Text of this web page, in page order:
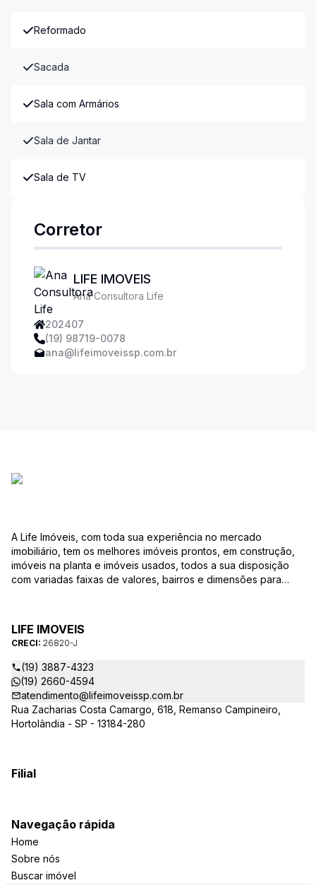
Reformado
Sacada
Sala com Armários
Sala de Jantar
Sala de TV
Corretor
LIFE IMOVEIS
Ana Consultora Life
202407
(19) 98719-0078
ana@lifeimoveissp.com.br
A Life Imóveis, com toda sua experiência no mercado
imobiliário, tem os melhores imóveis prontos, em construção,
imóveis na planta e imóveis usados, todos a sua disposição
com variadas faixas de valores, bairros e dimensões para
as suas dúvidas sobre casas, apartamentos, terrenos, salas
comerciais e outros produtos imobiliários.
LIFE IMOVEIS
CRECI: 26820-J
(19) 3887-4323
(19) 2660-4594
atendimento@lifeimoveissp.com.br
Rua Zacharias Costa Camargo, 618, Remanso Campineiro,
Hortolândia - SP - 13184-280
Filial
Navegação rápida
Home
Sobre nós
Buscar imóvel